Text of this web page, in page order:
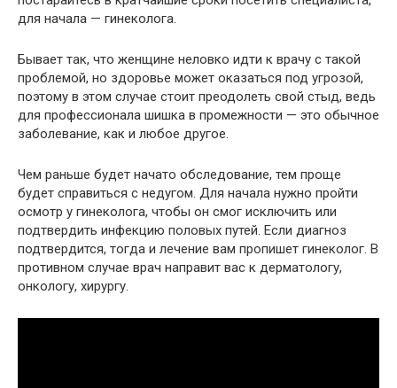
для начала — гинеколога.
Бывает так, что женщине неловко идти к врачу с такой
проблемой, но здоровье может оказаться под угрозой,
поэтому в этом случае стоит преодолеть свой стыд, ведь
для профессионала шишка в промежности — это обычное
заболевание, как и любое другое.
Чем раньше будет начато обследование, тем проще
будет справиться с недугом. Для начала нужно пройти
осмотр у гинеколога, чтобы он смог исключить или
подтвердить инфекцию половых путей. Если диагноз
подтвердится, тогда и лечение вам пропишет гинеколог. В
противном случае врач направит вас к дерматологу,
онкологу, хирургу.